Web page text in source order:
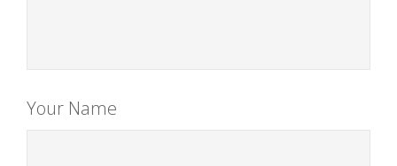
Your Name